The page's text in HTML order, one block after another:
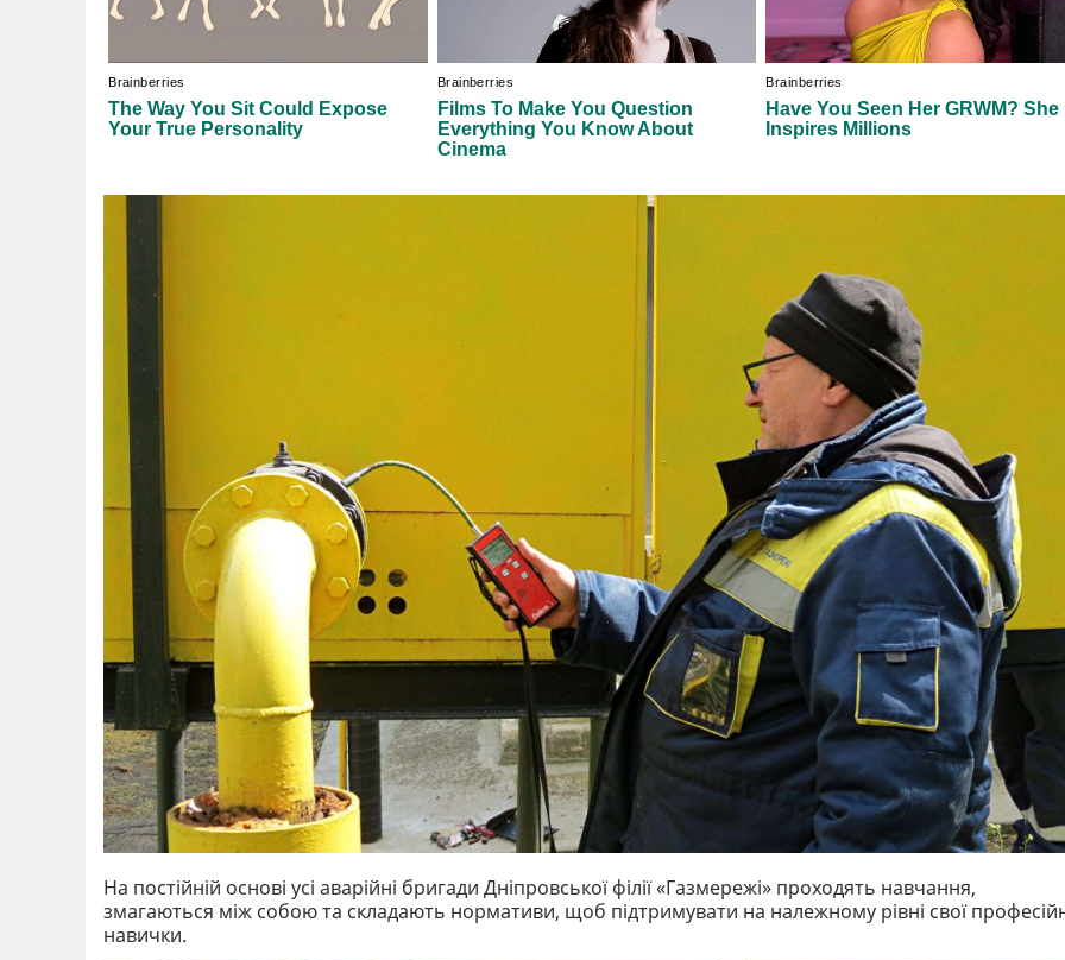
На постійній основі усі аварійні бригади Дніпровської філії «Газмережі» проходять навчання,
змагаються між собою та складають нормативи, щоб підтримувати на належному рівні свої
навички.